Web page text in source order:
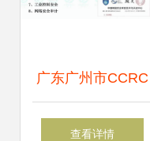
广东广州市CCRC
信息安全服务资质
查看详情